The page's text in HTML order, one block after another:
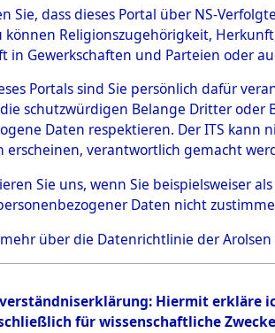
auf dem
zur
Roding,
zwischen
km)
Leben
Sie, dass dieses Portal über NS-
können Religionszugehörigkeit,
in Gewerkschaften und Parteien oder
Portals sind Sie persönlich dafür
schutzwürdigen Belange Dritter
Daten respektieren. Der ITS
erscheinen, verantwortlich gemacht
Sie uns, wenn Sie beispielsweiser
Daten nicht
über die Datenrichtlinie der Arolsen
Hiermit erkläre
für wissenschaftliche